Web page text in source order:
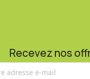
Recevez nos